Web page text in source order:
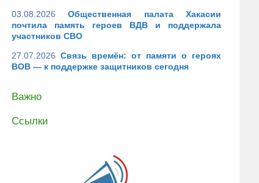
03.08.2026
Общественная палата Хакасии
почтила память героев ВДВ и поддержала
участников СВО
27.07.2026 Связь времён: от памяти о героях
ВОВ — к поддержке защитников сегодня
Важно
Ссылки